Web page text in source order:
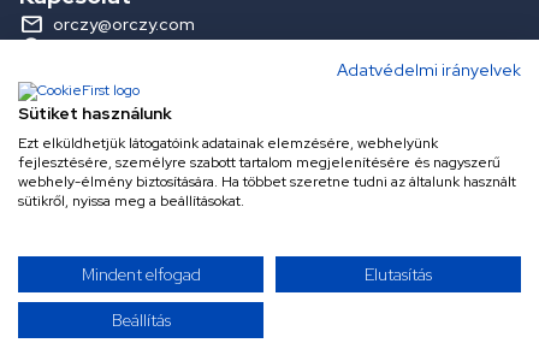
Adatvédelmi irányelvek
Sütiket használunk
Ezt elküldhetjük látogatóink adatainak elemzésére, webhelyünk
fejlesztésére, személyre szabott tartalom megjelenítésére és nagyszerű
webhely-élmény biztosítására. Ha többet szeretne tudni az általunk használt
sütikről, nyissa meg a beállításokat.
Mindent elfogad Elutasítás
Beállítás
orczy@orczy.com
Információk
Fogyasztói elállás
Panaszkezelés és elállás